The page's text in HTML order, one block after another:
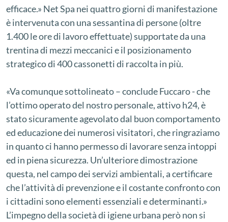
efficace.» Net Spa nei quattro giorni di manifestazione
è intervenuta con una sessantina di persone (oltre
1.400 le ore di lavoro effettuate) supportate da una
trentina di mezzi meccanici e il posizionamento
strategico di 400 cassonetti di raccolta in più.
«Va comunque sottolineato – conclude Fuccaro - che
l’ottimo operato del nostro personale, attivo h24, è
stato sicuramente agevolato dal buon comportamento
ed educazione dei numerosi visitatori, che ringraziamo
in quanto ci hanno permesso di lavorare senza intoppi
ed in piena sicurezza. Un’ulteriore dimostrazione
questa, nel campo dei servizi ambientali, a certificare
che l’attività di prevenzione e il costante confronto con
i cittadini sono elementi essenziali e determinanti.»
L’impegno della società di igiene urbana però non si